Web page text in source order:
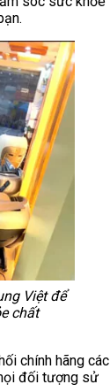
Việt để
chất
chính hãng các
đối tượng sử